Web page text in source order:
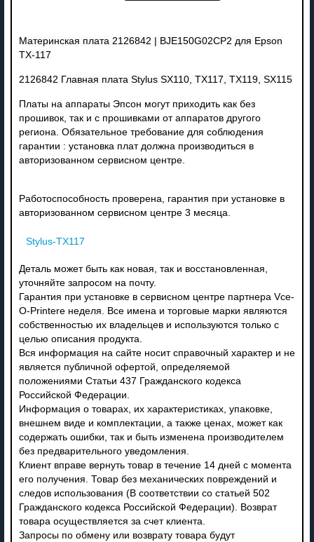
Материнская плата 2126842 | BJE150G02CP2 для Epson
TX-117
2126842 Главная плата Stylus SX110, TX117, TX119, SX115
Платы на аппараты Эпсон могут приходить как без
прошивок, так и с прошивками от аппаратов другого
региона. Обязательное требование для соблюдения
гарантии : установка плат должна производиться в
авторизованном сервисном центре.
Работоспособность проверена, гарантия при установке в
авторизованном сервисном центре 3 месяца.
Stylus-TX117
Деталь может быть как новая, так и восстановленная,
уточняйте запросом на почту.
Гарантия при установке в сервисном центре партнера Vce-
O-Printere неделя. Все имена и торговые марки являются
собственностью их владельцев и используются только с
целью описания продукта.
Вся информация на сайте носит справочный характер и не
является публичной офертой, определяемой
положениями Статьи 437 Гражданского кодекса
Российской Федерации.
Информация о товарах, их характеристиках, упаковке,
внешнем виде и комплектации, а также ценах, может как
содержать ошибки, так и быть изменена производителем
без предварительного уведомления.
Клиент вправе вернуть товар в течение 14 дней с момента
его получения. Товар без механических повреждений и
следов использования (В соответствии со статьей 502
Гражданского кодекса Российской Федерации). Возврат
товара осуществляется за счет клиента.
Запросы по обмену или возврату товара будут